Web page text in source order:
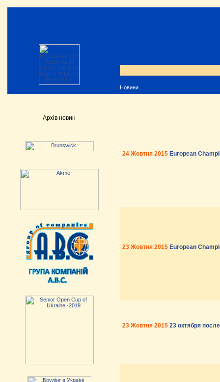
Новини
Архів новин
24 Жовтня 2015 European
23 Жовтня 2015 European
23 Жовтня 2015 23 октября